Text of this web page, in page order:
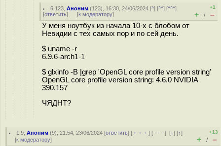
6.123 ,Аноним (123), 16:30, 24/06/2024 [^] [^^] [^^^]
[ответить] [к модератору]
+1
+ / –
У меня ноутбук из начала 10-х с блобом от
Невидии с тех самых пор и по сей день.
$ uname -r
6.9.6-arch1-1
$ glxinfo -B |grep 'OpenGL core profile version string'
OpenGL core profile version string: 4.6.0 NVIDIA
390.157
ЧЯДНТ?
1.9 ,Аноним (9), 21:54, 23/06/2024 [ответить] [ ﹢﹢﹢] [ · · ·][↓] [↑]
[к модератору]
+13
+ / –